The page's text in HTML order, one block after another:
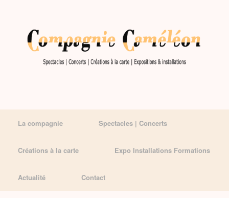
La compagnie Spectacles | Concerts
Créations à la carte Expo Installations Formations
Actualité Contact